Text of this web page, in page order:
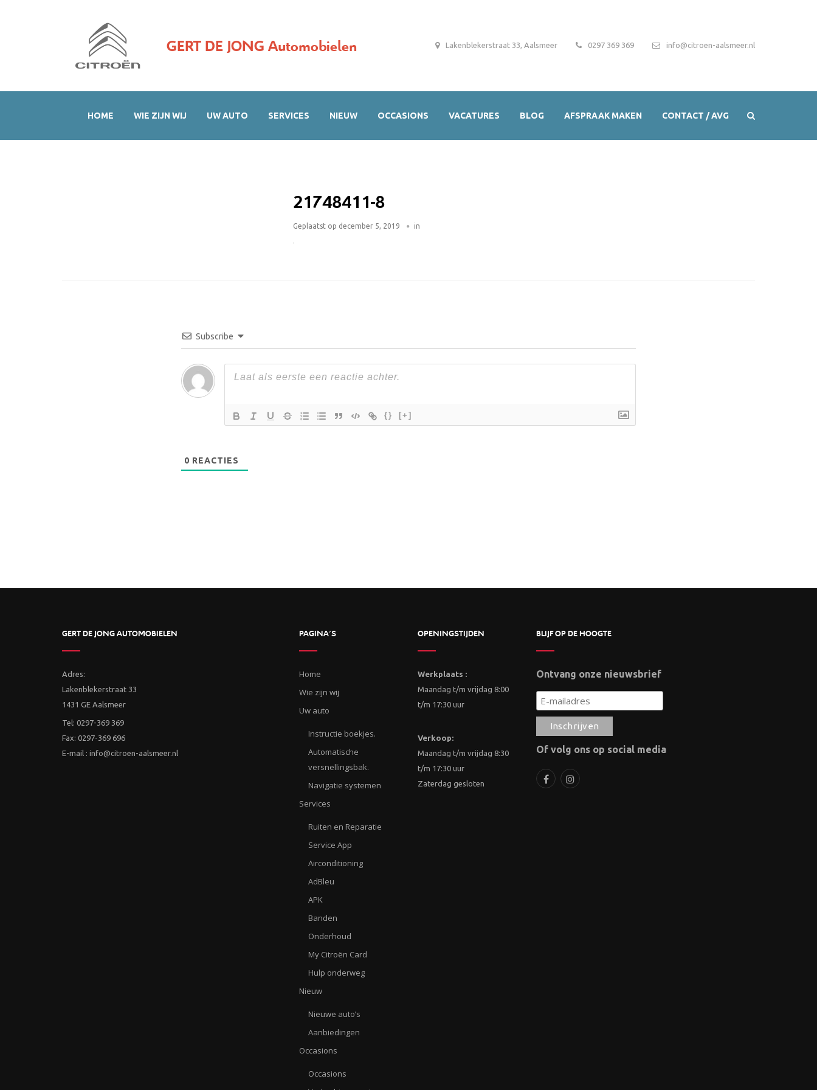
GERT DE JONG Automobielen Lakenblekerstraat 33, Aalsmeer 0297 369 369 info@citroen-aalsmeer.nl
HOME WIE ZIJN WIJ UW AUTO SERVICES NIEUW OCCASIONS VACATURES BLOG AFSPRAAK MAKEN CONTACT / AVG
21748411-8
Geplaatst op december 5, 2019 in
Subscribe
{} [+]
0 REACTIES
GERT DE JONG AUTOMOBIELEN
Adres:
Lakenblekerstraat 33
1431 GE Aalsmeer
Tel: 0297-369 369
Fax: 0297-369 696
E-mail : info@citroen-aalsmeer.nl
PAGINA’S
Home
Wie zijn wij
Uw auto
Instructie boekjes.
Automatische
versnellingsbak.
Navigatie systemen
Services
Ruiten en Reparatie
Service App
Airconditioning
AdBleu
APK
Banden
Onderhoud
My Citroën Card
Hulp onderweg
Nieuw
Nieuwe auto’s
Aanbiedingen
Occasions
Occasions
OPENINGSTIJDEN
Werkplaats :
Maandag t/m vrijdag 8:00
t/m 17:30 uur
Verkoop:
Maandag t/m vrijdag 8:30
t/m 17:30 uur
Zaterdag gesloten
BLIJF OP DE HOOGTE
Ontvang onze nieuwsbrief
Of volg ons op social media